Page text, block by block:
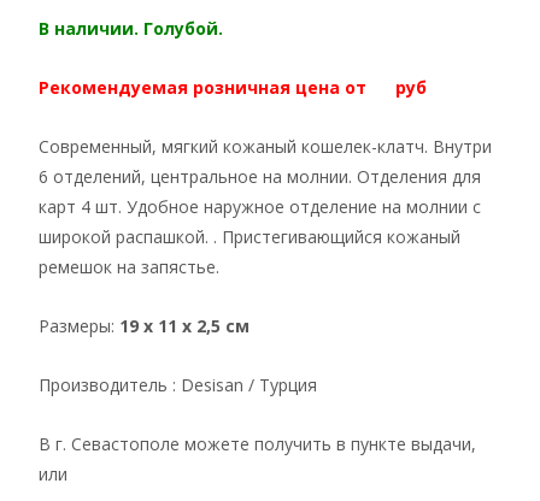
В наличии. Голубой.
Рекомендуемая розничная цена от руб
Современный, мягкий кожаный кошелек-клатч. Внутри
6 отделений, центральное на молнии. Отделения для
карт 4 шт. Удобное наружное отделение на молнии с
широкой распашкой. . Пристегивающийся кожаный
ремешок на запястье.
Размеры: 19 x 11 x 2,5 см
Производитель : Desisan / Турция
В г. Севастополе можете получить в пункте выдачи,
или